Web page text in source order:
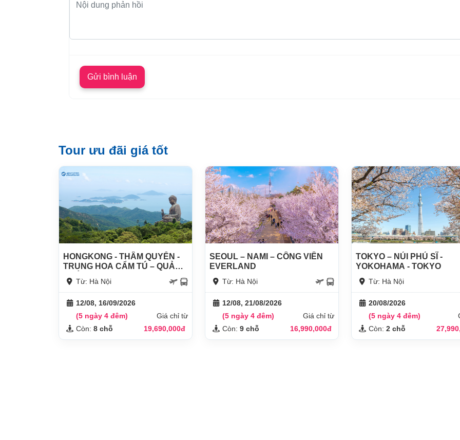
Tour ưu đãi giá tốt
HONGKONG - THÂM QUYẾN -
TRUNG HOA CẨM TÚ – QUẢNG
CHÂU
Từ: Hà Nội
12/08, 16/09/2026
(5 ngày 4 đêm)
Giá chỉ từ
Còn: 8 chỗ 19,690,000đ
SEOUL – NAMI – CÔNG VIÊN
EVERLAND
Từ: Hà Nội
12/08, 21/08/2026
(5 ngày 4 đêm)
Giá chỉ từ
Còn: 9 chỗ 16,990,000đ
TOKYO – NÚI PHÚ SĨ -
YOKOHAMA - TOKYO
Từ: Hà Nội
20/08/2026
(5 ngày 4 đêm)
Còn: 2 chỗ